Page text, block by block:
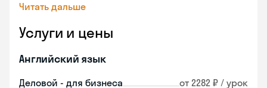
Читать дальше
Услуги и цены
Английский язык
Деловой - для бизнеса от 2282 ₽ / урок